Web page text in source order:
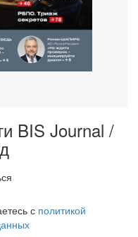
BIS Journal /
с политикой